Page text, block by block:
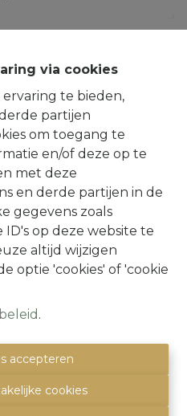
via cookies
te bieden,
partijen
om toegang te
en/of deze op te
met deze
en derde partijen in de
gegevens zoals
op deze website te
altijd wijzigen
optie 'cookies' of 'cookie
.
accepteren
cookies
gevelvilla (4 à 5
dubbele garage